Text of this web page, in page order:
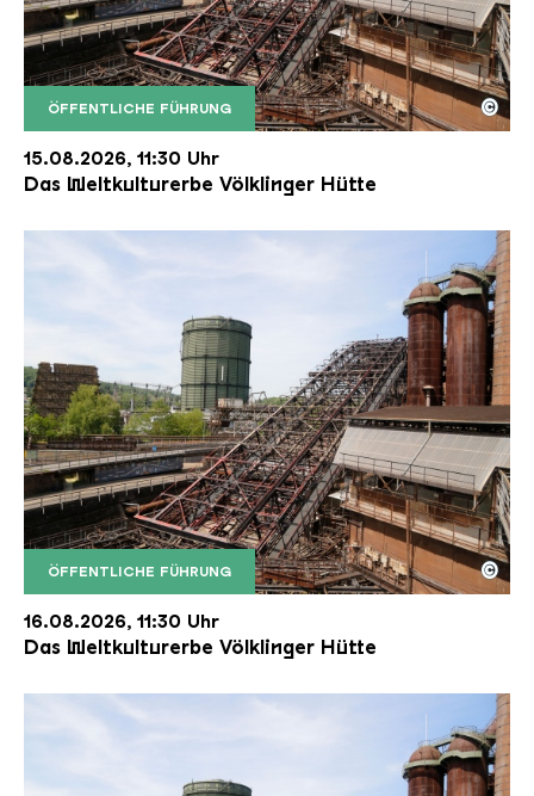
ÖFFENTLICHE FÜHRUNG
Der Erzschrägaufzug der Völklinger Hütte mit
Copyright: Weltkulturerbe Völklinger Hütte | Karl
©
15.08.2026, 11:30 Uhr
Das Weltkulturerbe Völklinger Hütte
ÖFFENTLICHE FÜHRUNG
Der Erzschrägaufzug der Völklinger Hütte mit
Copyright: Weltkulturerbe Völklinger Hütte | Karl
©
16.08.2026, 11:30 Uhr
Das Weltkulturerbe Völklinger Hütte